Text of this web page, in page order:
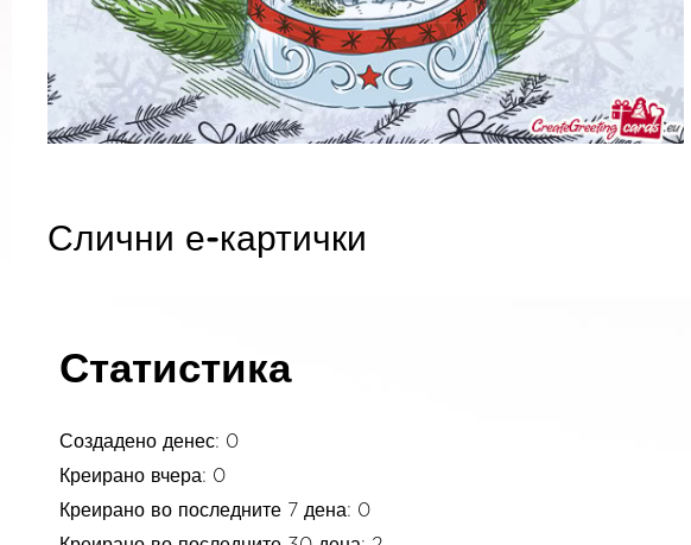
Слични е-картички
Статистика
Создадено денес: 0
Креирано вчера: 0
Креирано во последните 7 дена: 0